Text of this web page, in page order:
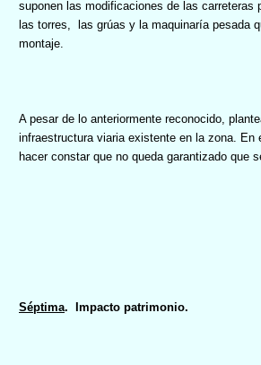
suponen las modificaciones de las carreteras
las torres,
las grúas y la maquinaría pesada
montaje.
A pesar de lo anteriormente reconocido,
infraestructura viaria existente en la zona. En
hacer constar que no queda garantizado que
Séptima. Impacto patrimonio.